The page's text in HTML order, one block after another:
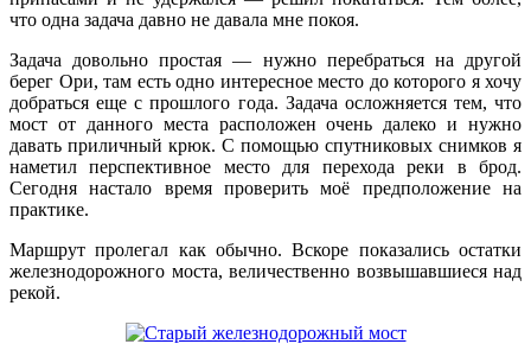
что одна задача давно не давала мне покоя.
Задача довольно простая — нужно перебраться на другой
берег Ори, там есть одно интересное место до которого я хочу
добраться еще с прошлого года. Задача осложняется тем, что
мост от данного места расположен очень далеко и нужно
давать приличный крюк. С помощью спутниковых снимков я
наметил перспективное место для перехода реки в брод.
Сегодня настало время проверить моё предположение на
практике.
Маршрут пролегал как обычно. Вскоре показались остатки
железнодорожного моста, величественно возвышавшиеся над
рекой.